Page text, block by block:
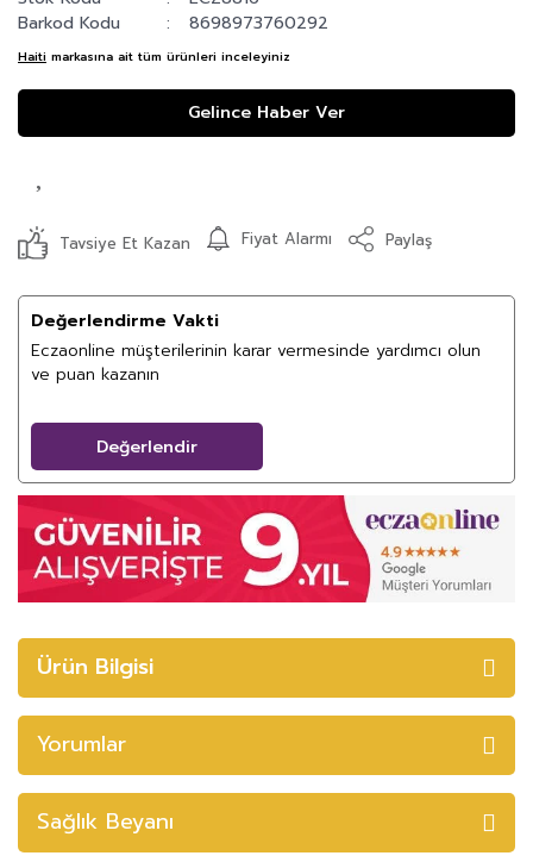
Barkod Kodu
8698973760292
Haiti markasına ait tüm ürünleri inceleyiniz
Gelince Haber Ver
Tavsiye Et Kazan Fiyat Alarmı Paylaş
Değerlendirme Vakti
Eczaonline müşterilerinin karar vermesinde yardımcı olun
ve puan kazanın
Değerlendir
Ürün Bilgisi
Yorumlar
Sağlık Beyanı